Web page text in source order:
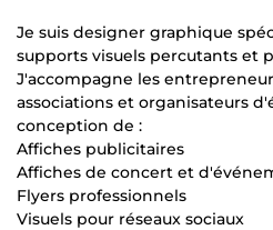
Je suis designer graphique
supports visuels percutants et
J'accompagne les
associations et organisateurs
conception de :
Affiches publicitaires
Affiches de concert et
Flyers professionnels
Visuels pour réseaux sociaux